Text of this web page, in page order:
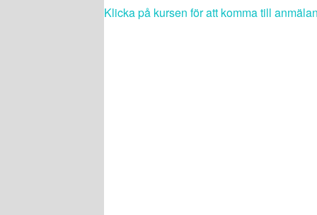
Klicka på kursen för att komma till anmälan